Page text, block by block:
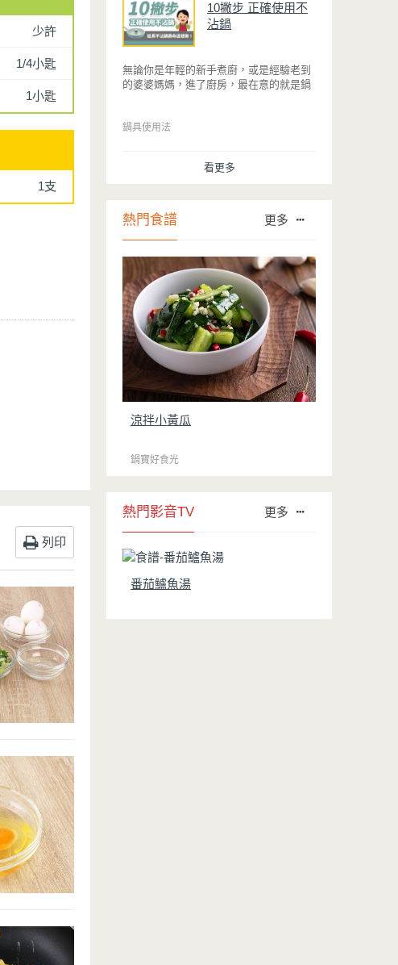
少許
1/4小匙
1小匙
1支
列印
10撇步 正確使用不
沾鍋
無論你是年輕的新手煮廚，或是經驗老到
的婆婆媽媽，進了廚房，最在意的就是鍋
的問題後，就深受普羅大眾的喜愛，而鍋
金鑽不沾系列的鍋具，更年年穩居銷售排
您！
鍋具使用法
看更多
熱門食譜 更多
涼拌小黃瓜
鍋寶好食光
熱門影音TV 更多
番茄鱸魚湯